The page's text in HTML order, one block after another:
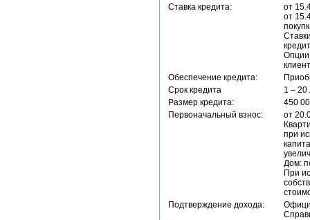
Ставка кредита:
от
от
Опции
Обеспечение кредита:
Срок кредита
1 – 20
Размер кредита:
450
Первоначальный взнос:
от
при
Дом:
При
Подтверждение дохода: